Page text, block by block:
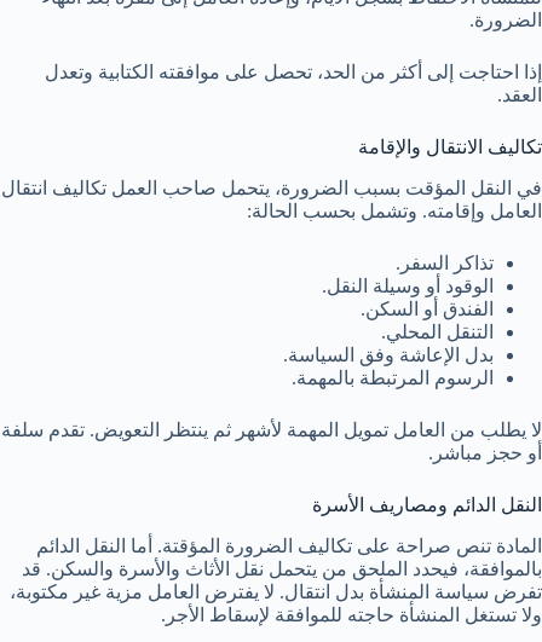
الضرورة.
إذا احتاجت إلى أكثر من الحد، تحصل على موافقته الكتابية وتعدل
العقد.
تكاليف الانتقال والإقامة
في النقل المؤقت بسبب الضرورة، يتحمل صاحب العمل تكاليف انتقال
العامل وإقامته. وتشمل بحسب الحالة:
تذاكر السفر.
الوقود أو وسيلة النقل.
الفندق أو السكن.
التنقل المحلي.
بدل الإعاشة وفق السياسة.
الرسوم المرتبطة بالمهمة.
لا يطلب من العامل تمويل المهمة لأشهر ثم ينتظر التعويض. تقدم سلفة
أو حجز مباشر.
النقل الدائم ومصاريف الأسرة
المادة تنص صراحة على تكاليف الضرورة المؤقتة. أما النقل الدائم
بالموافقة، فيحدد الملحق من يتحمل نقل الأثاث والأسرة والسكن. قد
تفرض سياسة المنشأة بدل انتقال. لا يفترض العامل مزية غير مكتوبة،
ولا تستغل المنشأة حاجته للموافقة لإسقاط الأجر.